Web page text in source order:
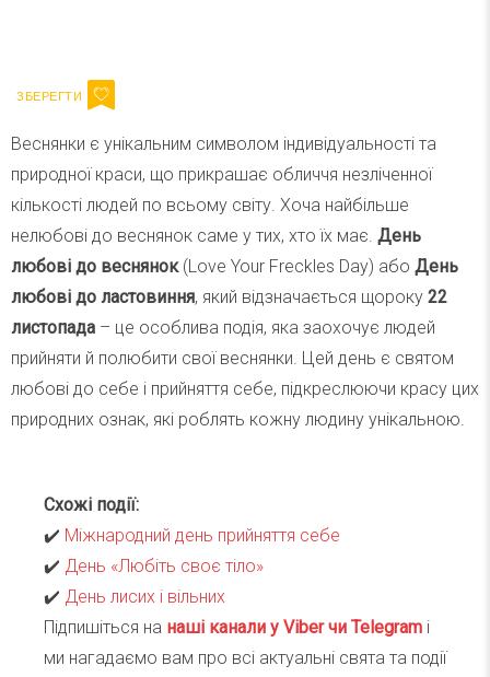
Веснянки є унікальним символом індивідуальності та
природної краси, що прикрашає обличчя незліченної
кількості людей по всьому світу. Хоча найбільше
нелюбові до веснянок саме у тих, хто їх має. День
любові до веснянок(Love Your Freckles Day) або День
любові до ластовиння, який відзначається щороку 22
листопада – це особлива подія, яка заохочує людей
прийняти й полюбити свої веснянки. Цей день є святом
любові до себе і прийняття себе, підкреслюючи красу цих
природних ознак, які роблять кожну людину унікальною.
Схожі події:
✔️ Міжнародний день прийняття себе
✔️ День «Любіть своє тіло»
✔️ День лисих і вільних
Підпишіться на наші канали у Viber чи Telegram і
ми нагадаємо вам про всі актуальні свята та події